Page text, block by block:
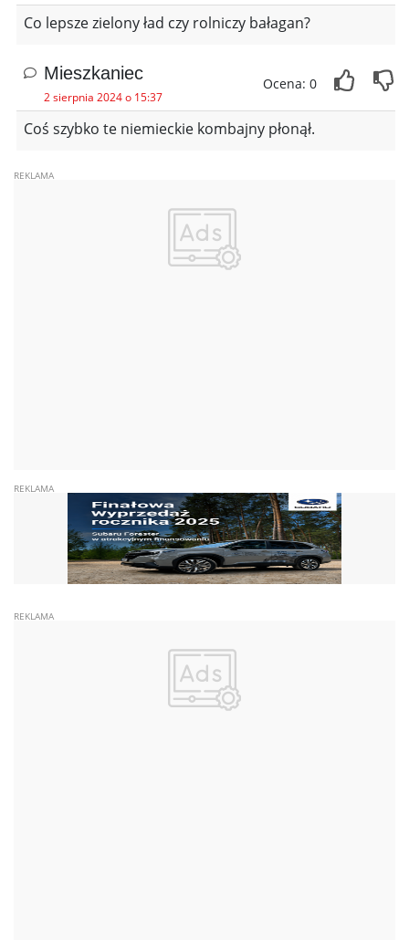
Co lepsze zielony ład czy rolniczy bałagan?
Mieszkaniec
2 sierpnia 2024 o 15:37
Ocena: 0
Coś szybko te niemieckie kombajny płonął.